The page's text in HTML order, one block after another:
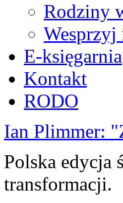
Rodziny
Wesprzyj
E-księgarnia
Kontakt
RODO
Ian Plimmer:
Polska edycja
transformacji.